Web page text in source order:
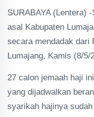
SURABAYA (Lentera)
asal Kabupaten
secara mendadak dari
Lumajang, Kamis (8/5/
27 calon jemaah haji
yang dijadwalkan
syarikah hajinya